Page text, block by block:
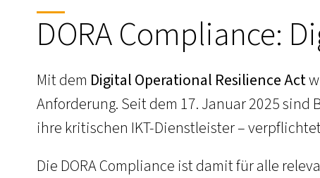
DORA Compliance:
Mit dem Digital Operational Resilience Act
Anforderung. Seit dem 17. Januar 2025
ihre kritischen IKT-Dienstleister –
Die DORA Compliance ist damit für alle